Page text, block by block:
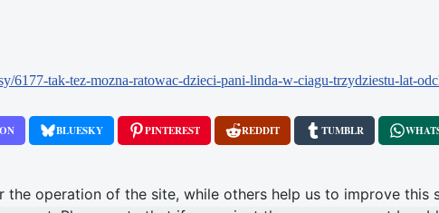
6177-tak-tez-mozna-ratowac-dzieci-pani-linda-w-ciagu-trzydziestu-lat-
BLUESKY PINTEREST REDDIT TUMBLR
operation of the site, while others help us to improve